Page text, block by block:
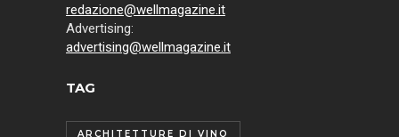
redazione@wellmagazine.it
Advertising:
advertising@wellmagazine.it
TAG
ARCHITETTURE DI VINO